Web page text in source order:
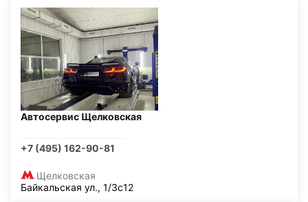
Автосервис Щелковская
+7 (495) 162-90-81
Щелковская
Байкальская ул., 1/3с12